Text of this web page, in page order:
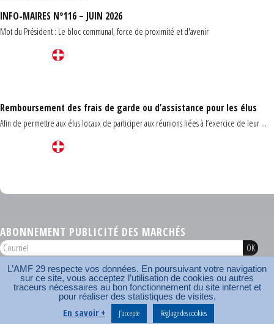
INFO-MAIRES N°116 – JUIN 2026
Mot du Président : Le bloc communal, force de proximité et d'avenir
Remboursement des frais de garde ou d’assistance pour les élus
Afin de permettre aux élus locaux de participer aux réunions liées à l’exercice de leur ...
ABONNEMENT PUBLICITÉ DES MARCHÉS
AMF 29 © 2026
Plan du site Nos coordonnées Mentions légales
Contact
Carrefour des communes
AMF
L’AMF 29 respecte vos données. En poursuivant votre navigation
sur ce site, vous acceptez l’utilisation de cookies ou autres
traceurs nécessaires au bon fonctionnement du site internet et
pour réaliser des statistiques de visites.
En savoir + J’accepte Réglage des cookies